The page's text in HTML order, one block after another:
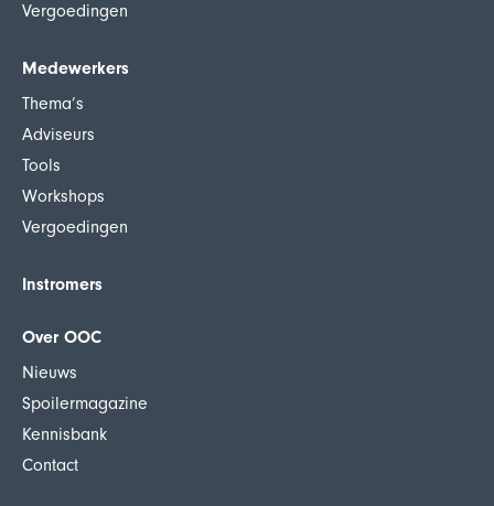
Vergoedingen
Medewerkers
Thema’s
Adviseurs
Tools
Workshops
Vergoedingen
Instromers
Over OOC
Nieuws
Spoilermagazine
Kennisbank
Contact